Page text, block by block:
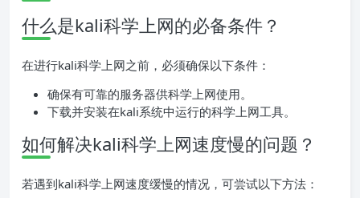
什么是kali科学上网的必备条件？
在进行kali科学上网之前，必须确保以下条件：
确保有可靠的服务器供科学上网使用。
下载并安装在kali系统中运行的科学上网工具。
如何解决kali科学上网速度慢的问题？
若遇到kali科学上网速度缓慢的情况，可尝试以下方法：